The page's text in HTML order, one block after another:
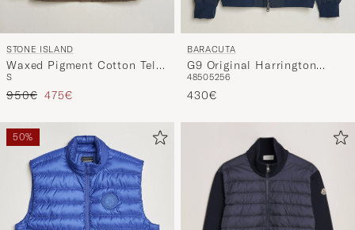
STONE ISLAND
Waxed Pigment Cotton Tela
Field Jacket Umber
S
Regulärer Preis
950€ Reduzierter Preis
475€
BARACUTA
G9 Original Harrington
Jacket Navy
48505256
430€
50%